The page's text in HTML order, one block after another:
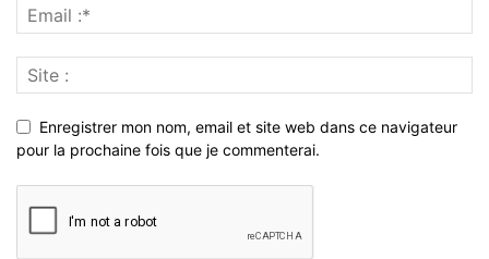
Enregistrer mon nom, email et site web dans ce navigateur
pour la prochaine fois que je commenterai.